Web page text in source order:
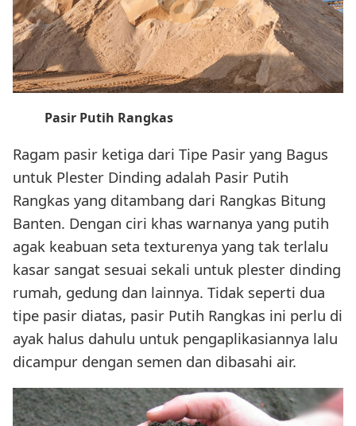
Pasir Putih Rangkas
Ragam pasir ketiga dari Tipe Pasir yang Bagus
untuk Plester Dinding adalah Pasir Putih
Rangkas yang ditambang dari Rangkas Bitung
Banten. Dengan ciri khas warnanya yang putih
agak keabuan seta texturenya yang tak terlalu
kasar sangat sesuai sekali untuk plester dinding
rumah, gedung dan lainnya. Tidak seperti dua
tipe pasir diatas, pasir Putih Rangkas ini perlu di
ayak halus dahulu untuk pengaplikasiannya lalu
dicampur dengan semen dan dibasahi air.